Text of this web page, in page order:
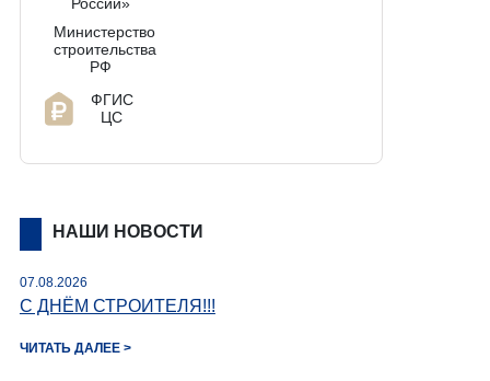
ценообразования и готовит
соответствующие
норм, правил и методических
Министерство
строительства
РФ
ФГИС
ЦС
НАШИ НОВОСТИ
07.08.2026
С ДНЁМ СТРОИТЕЛЯ!!!
ЧИТАТЬ ДАЛЕЕ >